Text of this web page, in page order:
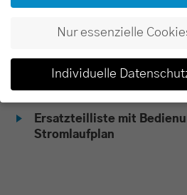
Ersatzteilliste mit
Stromlaufplan
Nur essenzielle
Individuelle
Wenn Sie unter 16 Jahre alt sind und
freiwilligen Diensten geben möchten,